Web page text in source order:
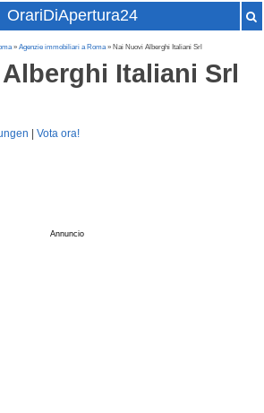
OrariDiApertura24
»Agenzie immobiliari a Roma» Nai Nuovi Alberghi Italiani Srl
Italiani Srl
|Vota ora!
Annuncio